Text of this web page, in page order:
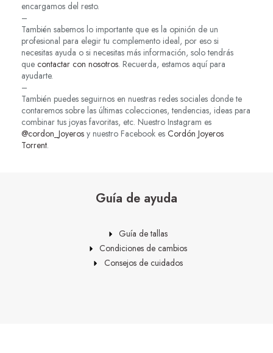
encargamos del resto.
–
También sabemos lo importante que es la opinión de un
profesional para elegir tu complemento ideal, por eso si
necesitas ayuda o si necesitas más información, solo tendrás
que contactar con nosotros. Recuerda, estamos aquí para
ayudarte.
–
También puedes seguirnos en nuestras redes sociales donde te
contaremos sobre las últimas colecciones, tendencias, ideas para
combinar tus joyas favoritas, etc. Nuestro Instagram es
@cordon_Joyeros y nuestro Facebook es Cordón Joyeros
Torrent.
Guía de ayuda
Guía de tallas
Condiciones de cambios
Consejos de cuidados